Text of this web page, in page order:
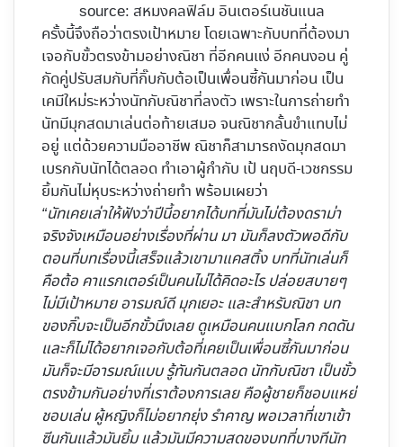
source: สหมงคลฟิล์ม อินเตอร์เนชันแนล
ครั้งนี้จึงถือว่าตรงเป้าหมาย โดยเฉพาะกับบทที่ต้องมา
เจอกับขั้วตรงข้ามอย่างณิชา ที่อีกคนแง่ อีกคนงอน คู่
กัดคู่ปรับสมกับที่กิ๊บกับต้อเป็นเพื่อนซี้กันมาก่อน เป็น
เคมีใหม่ระหว่างนัทกับณิชาที่ลงตัว เพราะในการถ่ายทำ
นัทมีมุกสดมาเล่นต่อท้ายเสมอ จนณิชากลั้นขำแทบไม่
อยู่ แต่ด้วยความมืออาชีพ ณิชาก็สามารถงัดมุกสดมา
เบรกกับนัทได้ตลอด ทำเอาผู้กำกับ เป้ นฤบดี-เวชกรรม
ยิ้มกันไม่หุบระหว่างถ่ายทำ พร้อมเผยว่า
“นัทเคยเล่าให้ฟังว่าปีนี้อยากได้บทที่มันไม่ต้องดราม่า
จริงจังเหมือนอย่างเรื่องที่ผ่าน มา มันก็ลงตัวพอดีกับ
ตอนที่บทเรื่องนี้เสร็จแล้วเขามาแคสติ้ง บทที่นัทเล่นก็
คือต้อ คาแรกเตอร์เป็นคนไม่ได้คิดอะไร ปล่อยสบายๆ
ไม่มีเป้าหมาย อารมณ์ดี มุกเยอะ และสำหรับณิชา บท
ของกิ๊บจะเป็นอีกขั้วนึงเลย ดูเหมือนคนแบกโลก กดดัน
และก็ไม่ได้อยากเจอกับต้อที่เคยเป็นเพื่อนซี้กันมาก่อน
มันก็จะมีอารมณ์แบบ รู้ทันกันตลอด นัทกับณิชา เป็นขั้ว
ตรงข้ามกันอย่างที่เราต้องการเลย คือผู้ชายก็ชอบแหย่
ชอบเล่น ผู้หญิงก็ไม่อยากยุ่ง รำคาญ พอเวลาที่เขาเข้า
ซีนกันแล้วมันยิ้ม แล้วมันมีความสดของบทที่บางทีนัท